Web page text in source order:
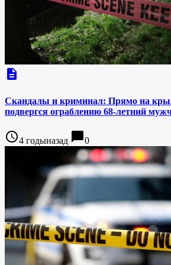
description
Скандалы и криминал: Прямо на
подвергся ограблению 68-летний
access_time4 годыназад chat_bubble0